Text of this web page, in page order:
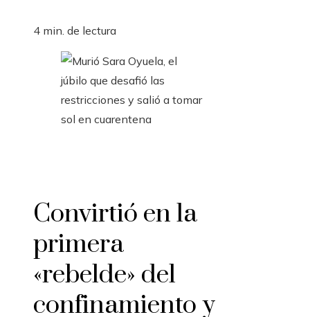
4 min. de lectura
Convirtió en la
primera
«rebelde» del
confinamiento y